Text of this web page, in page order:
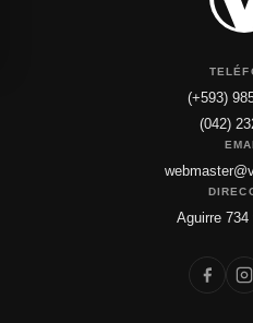
(+593)
(042)
Aguirre